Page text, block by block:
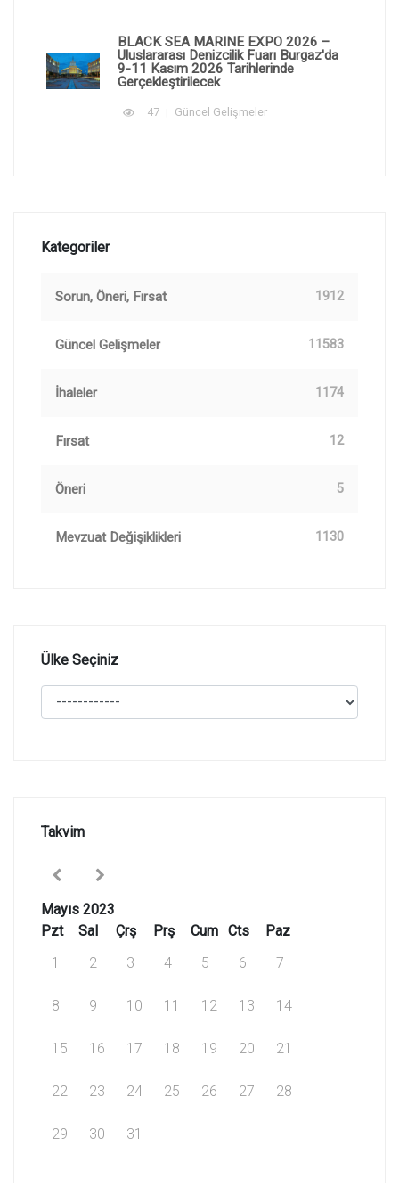
BLACK SEA MARINE EXPO 2026 –
Uluslararası Denizcilik Fuarı Burgaz'da
9-11 Kasım 2026 Tarihlerinde
Gerçekleştirilecek
47 Güncel Gelişmeler
Kategoriler
Sorun, Öneri, Fırsat 1912
Güncel Gelişmeler 11583
İhaleler 1174
Fırsat 12
Öneri 5
Mevzuat Değişiklikleri 1130
Ülke Seçiniz
Takvim
Mayıs 2023
Pzt
Sal Çrş Prş Cum Cts
Paz
1
2 3 4 5 6 7
8 9 10 11 12 13 14
15 16 17 18 19 20 21
22 23 24 25 26 27 28
29 30 31